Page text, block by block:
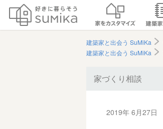
建築家と出会う SuMiKa
建築家と出会う SuMiKa
家づくり相談
2019年 6月27日